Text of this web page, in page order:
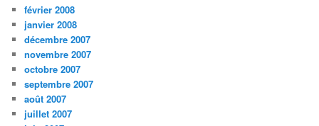
février 2008
janvier 2008
décembre 2007
novembre 2007
octobre 2007
septembre 2007
août 2007
juillet 2007